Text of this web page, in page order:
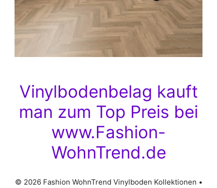
Vinylbodenbelag kauft
man zum Top Preis bei
www.Fashion-
WohnTrend.de
© 2026 Fashion WohnTrend Vinylboden Kollektionen •